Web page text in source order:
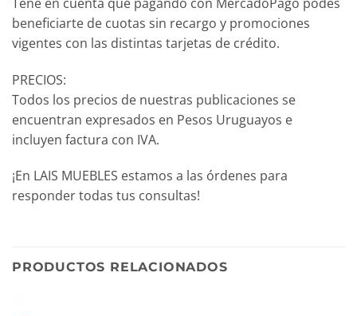
beneficiarte de cuotas sin recargo y promociones
vigentes con las distintas tarjetas de crédito.
PRECIOS:
Todos los precios de nuestras publicaciones se
encuentran expresados en Pesos Uruguayos e
incluyen factura con IVA.
¡En LAIS MUEBLES estamos a las órdenes para
responder todas tus consultas!
PRODUCTOS RELACIONADOS